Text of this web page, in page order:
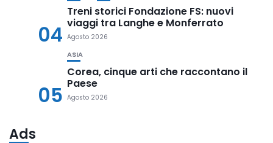
04
Treni storici Fondazione FS: nuovi
viaggi tra Langhe e Monferrato
Agosto 2026
05
ASIA
Corea, cinque arti che raccontano il
Paese
Agosto 2026
Ads